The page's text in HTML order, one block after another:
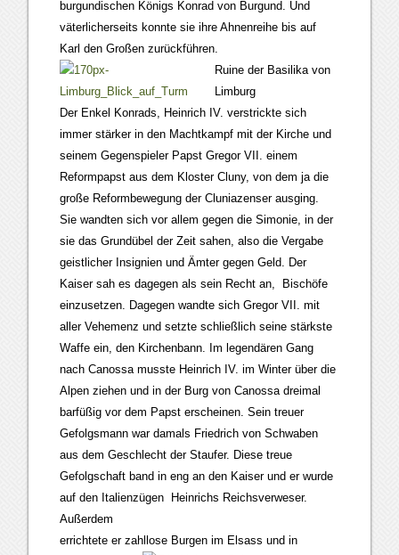
burgundischen Königs Konrad von Burgund. Und
väterlicherseits konnte sie ihre Ahnenreihe bis auf
Karl den Großen zurückführen.
Ruine der Basilika von
Limburg
Der Enkel Konrads, Heinrich IV. verstrickte sich
immer stärker in den Machtkampf mit der Kirche und
seinem Gegenspieler Papst Gregor VII. einem
Reformpapst aus dem Kloster Cluny, von dem ja die
große Reformbewegung der Cluniazenser ausging.
Sie wandten sich vor allem gegen die Simonie, in der
sie das Grundübel der Zeit sahen, also die Vergabe
geistlicher Insignien und Ämter gegen Geld. Der
Kaiser sah es dagegen als sein Recht an, Bischöfe
einzusetzen. Dagegen wandte sich Gregor VII. mit
aller Vehemenz und setzte schließlich seine stärkste
Waffe ein, den Kirchenbann. Im legendären Gang
nach Canossa musste Heinrich IV. im Winter über die
Alpen ziehen und in der Burg von Canossa dreimal
barfüßig vor dem Papst erscheinen. Sein treuer
Gefolgsmann war damals Friedrich von Schwaben
aus dem Geschlecht der Staufer. Diese treue
Gefolgschaft band in eng an den Kaiser und er wurde
auf den Italienzügen Heinrichs Reichsverweser.
Außerdem
errichtete er zahllose Burgen im Elsass und in